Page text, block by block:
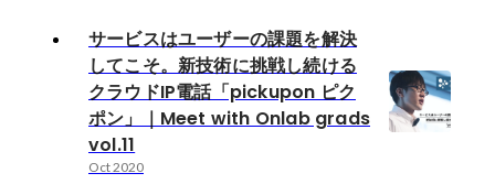
サービスはユーザーの課題を解決
してこそ。新技術に挑戦し続ける
クラウドIP電話「pickupon ピク
ポン」｜Meet with Onlab grads
vol.11
Oct 2020